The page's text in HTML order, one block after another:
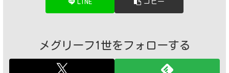
LINE コピー
メグリーフ1世をフォローする